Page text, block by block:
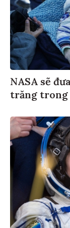
NASA sẽ
trăng trong